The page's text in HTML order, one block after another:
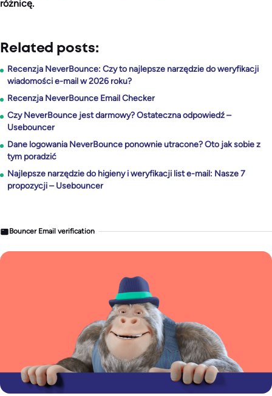
różnicę.
Related posts:
Recenzja NeverBounce: Czy to najlepsze narzędzie do weryfikacji
wiadomości e-mail w 2026 roku?
Recenzja NeverBounce Email Checker
Czy NeverBounce jest darmowy? Ostateczna odpowiedź –
Usebouncer
Dane logowania NeverBounce ponownie utracone? Oto jak sobie z
tym poradzić
Najlepsze narzędzie do higieny i weryfikacji list e-mail: Nasze 7
propozycji – Usebouncer
Bouncer Email verification